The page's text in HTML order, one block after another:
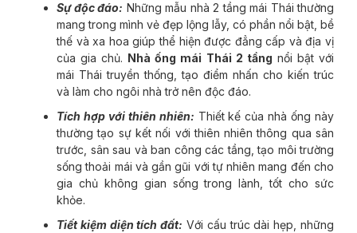
Sự độc đáo: Những mẫu nhà 2 tầng mái Thái thường
mang trong mình vẻ đẹp lộng lẫy, có phần nổi bật, bề
thế và xa hoa giúp thể hiện được đẳng cấp và địa vị
của gia chủ. Nhà ống mái Thái 2 tầng nổi bật với
mái Thái truyền thống, tạo điểm nhấn cho kiến trúc
và làm cho ngôi nhà trở nên độc đáo.
Tích hợp với thiên nhiên: Thiết kế của nhà ống này
thường tạo sự kết nối với thiên nhiên thông qua sân
trước, sân sau và ban công các tầng, tạo môi trường
sống thoải mái và gần gũi với tự nhiên mang đến cho
gia chủ không gian sống trong lành, tốt cho sức
khỏe.
Tiết kiệm diện tích đất: Với cấu trúc dài hẹp, những